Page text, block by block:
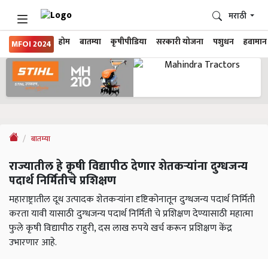
MFOI 2024 होम बातम्या कृषीपीडिया सरकारी योजना पशुधन हवामान
मराठी
बातम्या
राज्यातील हे कृषी विद्यापीठ देणार शेतकऱ्यांना दुग्धजन्य
पदार्थ निर्मितीचे प्रशिक्षण
महाराष्ट्रातील दूध उत्पादक शेतकऱ्यांना दृष्टिकोनातून दुग्धजन्य पदार्थ निर्मिती
करता यावी यासाठी दुग्धजन्य पदार्थ निर्मिती चे प्रशिक्षण देण्यासाठी महात्मा
फुले कृषी विद्यापीठ राहुरी, दस लाख रुपये खर्च करून प्रशिक्षण केंद्र
उभारणार आहे.